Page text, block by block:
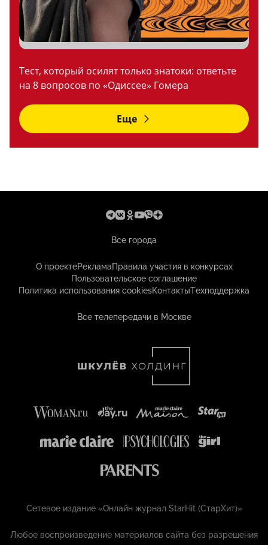
Тест, который осилят только знатоки: ответьте
на 8 вопросов по «Одиссее» Гомера
Еще
Все города
О проектеРекламаПравила участия в конкурсах
Пользовательское соглашение
Политика использования cookiesКонтактыТехподдержка
Все телепередачи в Москве
Сетевое издание «Онлайн журнал StarHit (СтарХит)»
Любое воспроизведение материалов сайта без разрешения